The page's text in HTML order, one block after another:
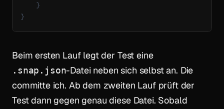
}
}
Beim ersten Lauf legt der Test eine
.snap.json-Datei neben sich selbst an. Die
committe ich. Ab dem zweiten Lauf prüft der
Test dann gegen genau diese Datei. Sobald